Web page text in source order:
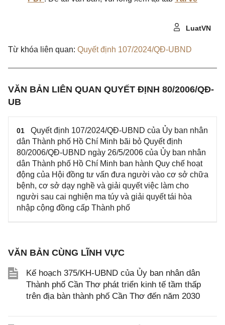
LuatVN
Từ khóa liên quan: Quyết định 107/2024/QĐ-UBND
VĂN BẢN LIÊN QUAN QUYẾT ĐỊNH 80/2006/QĐ-
UB
01
Quyết định 107/2024/QĐ-UBND của Ủy ban nhân
dân Thành phố Hồ Chí Minh bãi bỏ Quyết định
80/2006/QĐ-UBND ngày 26/5/2006 của Ủy ban nhân
dân Thành phố Hồ Chí Minh ban hành Quy chế hoạt
động của Hội đồng tư vấn đưa người vào cơ sở chữa
bệnh, cơ sở dạy nghề và giải quyết việc làm cho
người sau cai nghiện ma túy và giải quyết tái hòa
nhập cộng đồng cấp Thành phố
VĂN BẢN CÙNG LĨNH VỰC
Kế hoạch 375/KH-UBND của Ủy ban nhân dân
Thành phố Cần Thơ phát triển kinh tế tầm thấp
trên địa bàn thành phố Cần Thơ đến năm 2030